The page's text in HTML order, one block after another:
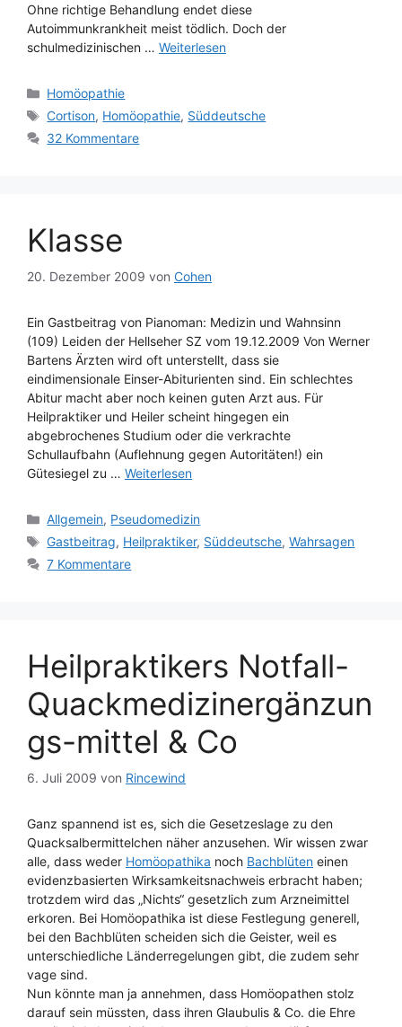
Ohne richtige Behandlung endet diese
Autoimmunkrankheit meist tödlich. Doch der
schulmedizinischen … Weiterlesen
Kategorien
Homöopathie
Schlagwörter
Cortison, Homöopathie, Süddeutsche
32 Kommentare
Klasse
20. Dezember 2009 von Cohen
Ein Gastbeitrag von Pianoman: Medizin und Wahnsinn
(109) Leiden der Hellseher SZ vom 19.12.2009 Von Werner
Bartens Ärzten wird oft unterstellt, dass sie
eindimensionale Einser-Abiturienten sind. Ein schlechtes
Abitur macht aber noch keinen guten Arzt aus. Für
Heilpraktiker und Heiler scheint hingegen ein
abgebrochenes Studium oder die verkrachte
Schullaufbahn (Auflehnung gegen Autoritäten!) ein
Gütesiegel zu … Weiterlesen
Kategorien
Allgemein, Pseudomedizin
Schlagwörter
Gastbeitrag, Heilpraktiker, Süddeutsche,Wahrsagen
7 Kommentare
Heilpraktikers Notfall-
Quackmedizinergänzun
gs-mittel & Co
6. Juli 2009 von Rincewind
Ganz spannend ist es, sich die Gesetzeslage zu den
Quacksalbermittelchen näher anzusehen. Wir wissen zwar
alle, dass weder Homöopathika noch Bachblüten einen
evidenzbasierten Wirksamkeitsnachweis erbracht haben;
trotzdem wird das „Nichts“ gesetzlich zum Arzneimittel
erkoren. Bei Homöopathika ist diese Festlegung generell,
bei den Bachblüten scheiden sich die Geister, weil es
unterschiedliche Länderregelungen gibt, die zudem sehr
vage sind.
Nun könnte man ja annehmen, dass Homöopathen stolz
darauf sein müssten, dass ihren Glaubulis & Co. die Ehre